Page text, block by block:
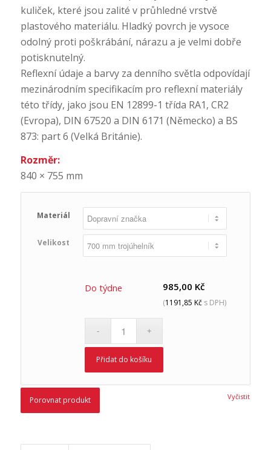
kuliček, které jsou zalité v průhledné vrstvě
plastového materiálu. Hladký povrch je vysoce
odolný proti poškrábání, nárazu a je velmi dobře
potisknutelný.
Reflexní údaje a barvy za denního světla odpovídají
mezinárodním specifikacím pro reflexní materiály
této třídy, jako jsou EN 12899-1 třída RA1, CR2
(Evropa), DIN 67520 a DIN 6171 (Německo) a BS
873: part 6 (Velká Británie).
Rozměr:
840 × 755 mm
Materiál
Velikost
Vyčistit
985,00 Kč
(1191,85 Kč s DPH)
Do týdne
Přidat do košíku
Porovnat produkt